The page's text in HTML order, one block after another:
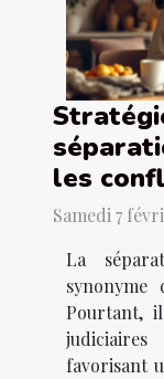
les
Samedi 7
La
synonyme
Pourtant,
favorisant